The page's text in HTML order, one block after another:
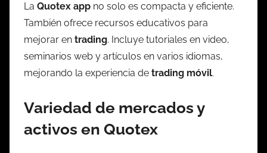
La Quotex app no solo es compacta y eficiente.
También ofrece recursos educativos para
mejorar en trading. Incluye tutoriales en video,
seminarios web y artículos en varios idiomas,
mejorando la experiencia de trading móvil.
Variedad de mercados y
activos en Quotex